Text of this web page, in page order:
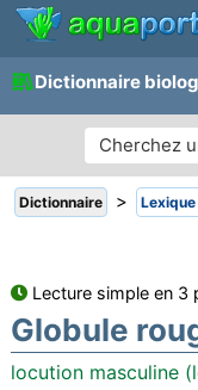
Dictionnaire
Dictionnaire >
Lecture simple en 3
Globule
locution masculine